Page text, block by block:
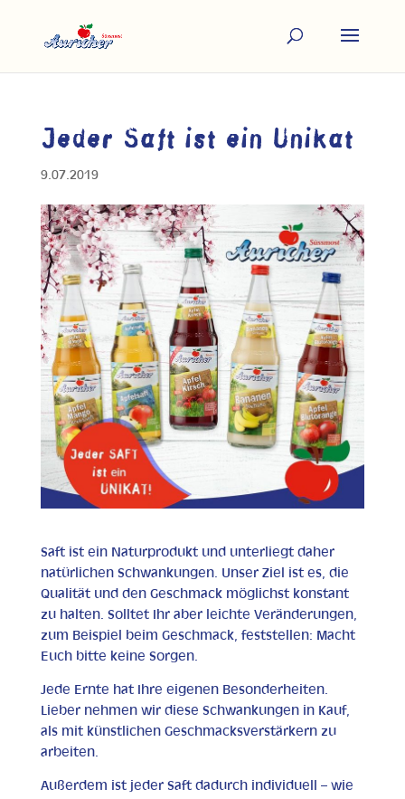
Jeder Saft ist ein Unikat
9.07.2019
Saft ist ein Naturprodukt und unterliegt daher
natürlichen Schwankungen. Unser Ziel ist es, die
Qualität und den Geschmack möglichst konstant
zu halten. Solltet Ihr aber leichte Veränderungen,
zum Beispiel beim Geschmack, feststellen: Macht
Euch bitte keine Sorgen.
Jede Ernte hat Ihre eigenen Besonderheiten.
Lieber nehmen wir diese Schwankungen in Kauf,
als mit künstlichen Geschmacksverstärkern zu
arbeiten.
Außerdem ist jeder Saft dadurch individuell – wie